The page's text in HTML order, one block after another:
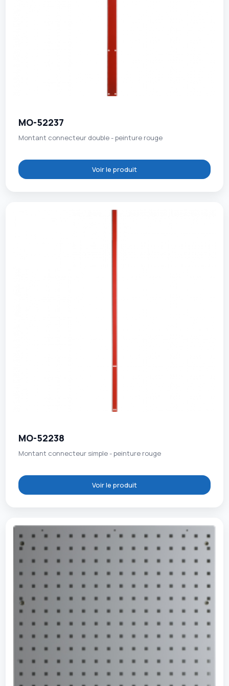
MO-52237
Montant connecteur double - peinture rouge
Voir le produit
MO-52238
Montant connecteur simple - peinture rouge
Voir le produit